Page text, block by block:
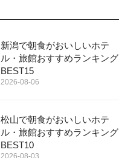
新潟で朝食がおいしいホテ
ル・旅館おすすめランキング
BEST15
2026-08-06
松山で朝食がおいしいホテ
ル・旅館おすすめランキング
BEST10
2026-08-03